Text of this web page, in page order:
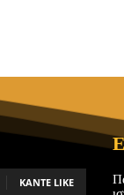
ΚΆΝΤΕ LIKE